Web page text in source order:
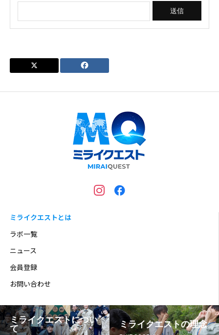
ミライクエストとは
ラボ一覧
ニュース
会員登録
お問い合わせ
ミライクエストについ
て
ミライクエストの理念